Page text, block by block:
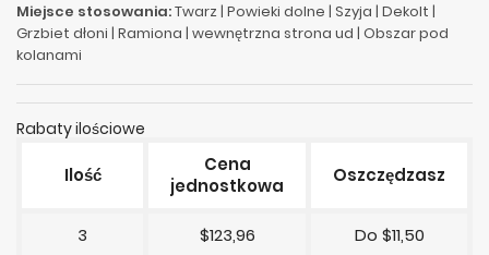
Miejsce stosowania:Twarz | Powieki dolne | Szyja | Dekolt |
Grzbiet dłoni | Ramiona | wewnętrzna strona ud | Obszar pod
kolanami
Rabaty ilościowe
Ilość
Cena
jednostkowa
Oszczędzasz
3 $123,96 Do $11,50